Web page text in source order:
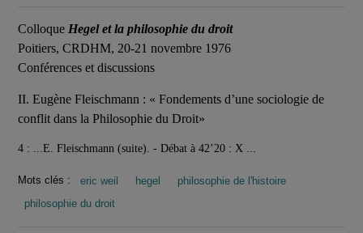
Colloque Hegel et la philosophie du droit
Poitiers, CRDHM, 20-21 novembre 1976
Conférences et discussions
II. Eugène Fleischmann : « Fondements d’une sociologie de
conflit dans la Philosophie du Droit»
4 : ...E. Fleischmann (suite). - Débat à 42’20 : X ...
Mots clés : eric weil hegel
philosophie de l'histoire
philosophie du droit